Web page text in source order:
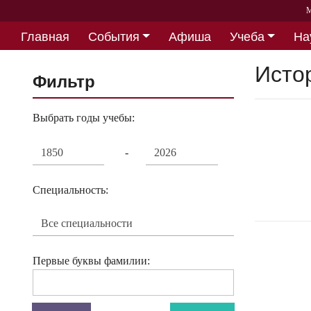
Главная События Афиша Учеба
Фильтр
Выбрать годы учебы:
-
Специальность:
Первые буквы фамилии: